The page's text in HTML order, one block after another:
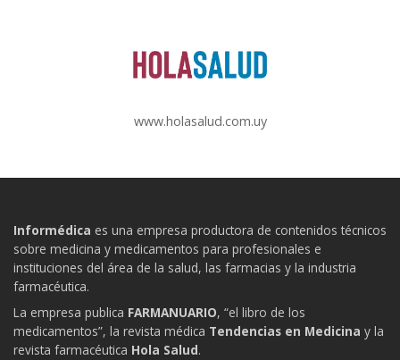
www.holasalud.com.uy
Informédica es una empresa productora de contenidos técnicos
sobre medicina y medicamentos para profesionales e
instituciones del área de la salud, las farmacias y la industria
farmacéutica.
La empresa publica FARMANUARIO, “el libro de los
medicamentos”, la revista médica Tendencias en Medicina y la
revista farmacéutica Hola Salud.